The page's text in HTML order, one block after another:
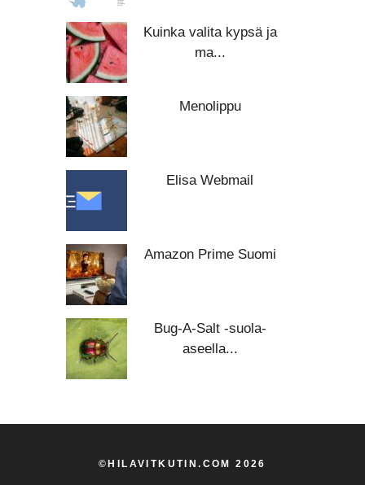
Kuinka valita kypsä ja
ma...
Menolippu
Elisa Webmail
Amazon Prime Suomi
Bug-A-Salt -suola-
aseella...
©HILAVITKUTIN.COM 2026